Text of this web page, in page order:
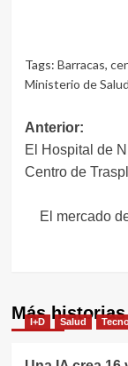
Tags: Barracas,
Ministerio de Salud
de
entradas
Anterior:
El Hospital de
Centro de
El mercado
Más historias
I+D Salud